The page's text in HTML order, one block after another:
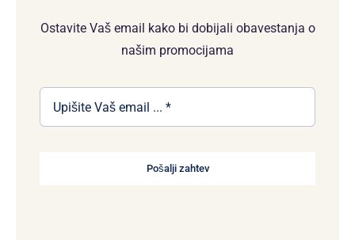
Ostavite Vaš email kako bi dobijali obavestanja o
našim promocijama
Pošalji zahtev